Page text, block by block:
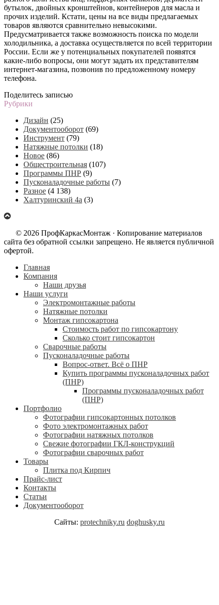
бутылок, двойных кронштейнов, контейнеров для масла и
прочих изделий. Кстати, цены на все виды предлагаемых
товаров являются сравнительно невысокими.
Предусматривается также возможность поиска по модели
холодильника, а доставка осуществляется по всей территории
России. Если же у потенциальных покупателей появятся
какие-либо вопросы, они могут задать их представителям
интернет-магазина, позвонив по предложенному номеру
телефона.
Поделитесь записью
Рубрики
Дизайн (25)
Документооборот (69)
Инструмент (79)
Натяжные потолки (18)
Новое (86)
Общестроительная (107)
Программы ПНР (9)
Пусконаладочные работы (7)
Разное (4 138)
Халтуринский 4а (3)
© 2026 ПрофКаркасМонтаж · Копирование материалов
сайта без обратной ссылки запрещено. Не является публичной
офертой.
Главная
Компания
Наши друзья
Наши услуги
Электромонтажные работы
Натяжные потолки
Монтаж гипсокартона
Стоимость работ по гипсокартону
Сколько стоит гипсокартон
Сварочные работы
Пусконаладочные работы
Вопрос-ответ. Всё о ПНР
Купить программы пусконаладочных работ
(ПНР)
Программы пусконаладочных работ
(ПНР)
Портфолио
Фотографии гипсокартонных потолков
Фото электромонтажных работ
Фотографии натяжных потолков
Свежие фотографии ГКЛ-конструкций
Фотографии сварочных работ
Товары
Плитка под Кирпич
Прайс-лист
Контакты
Статьи
Документооборот
Сайты: protechniky.ru doghusky.ru